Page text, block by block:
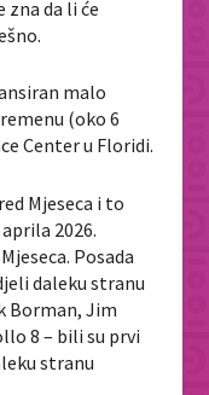
zna da li će
malo
(oko 6
Center u Floridi.
Mjeseca i to
2026.
Posada
daleku stranu
Borman, Jim
8 – bili su prvi
stranu